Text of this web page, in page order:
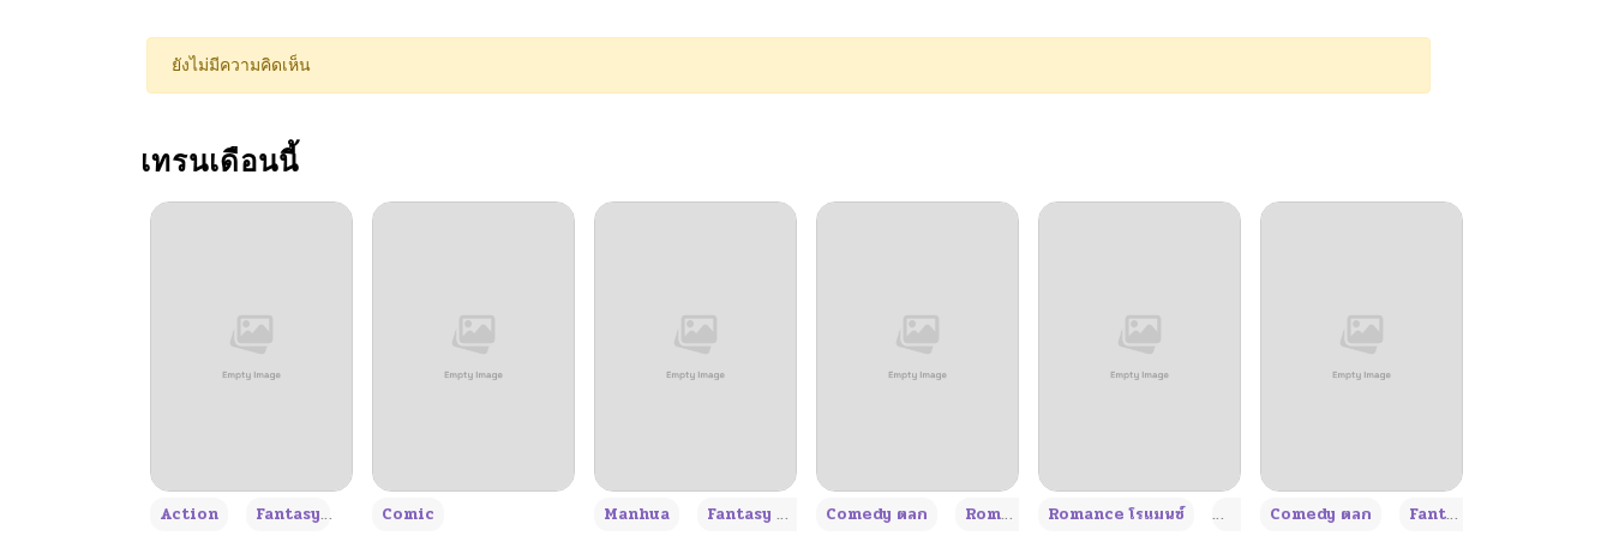
ยังไม่มีความคิดเห็น
เทรนเดือนนี้
Action Fantasy
Comic
Manhua Fantasy แฟนตาซี +3
Comedy ตลก Romance โรแมนซ์ +4
Romance โรแมนซ์ Adult ผู้ใหญ่ +4
Comedy ตลก Fantasy แฟนตาซี